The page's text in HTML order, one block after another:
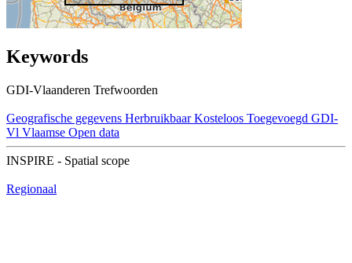
Keywords
GDI-Vlaanderen Trefwoorden
Geografische gegevens Herbruikbaar Kosteloos Toegevoegd GDI-
Vl Vlaamse Open data
INSPIRE - Spatial scope
Regionaal